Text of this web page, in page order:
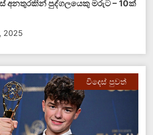
අනතුරකින් පුද්ගලයෙකු මරුට – 10ක්
2025
විදෙස් පුවත්